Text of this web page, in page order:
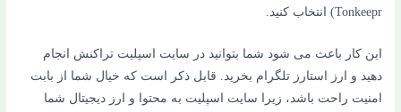
Tonkeepr) انتخاب کنید.
این کار باعث می شود شما بتوانید در سایت اسپلیت تراکنش انجام
دهید و ارز استارز تلگرام بخرید. قابل ذکر است که خیال شما از بابت
امنیت راحت باشد، زیرا سایت اسپلیت به محتوا و ارز دیجیتال شما